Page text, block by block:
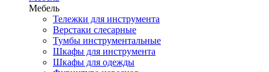
Мебель
Тележки для инструмента
Верстаки слесарные
Тумбы инструментальные
Шкафы для инструмента
Шкафы для одежды